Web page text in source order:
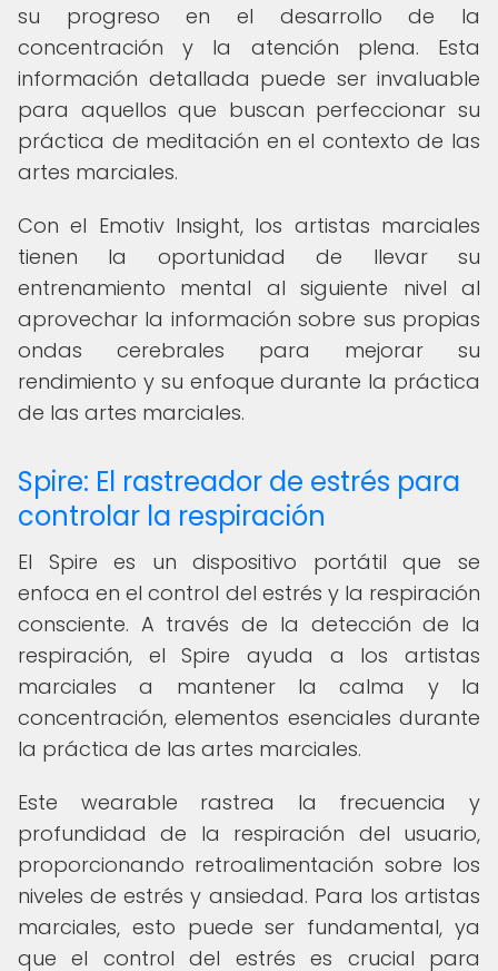
su progreso en el desarrollo de la
concentración y la atención plena. Esta
información detallada puede ser invaluable
para aquellos que buscan perfeccionar su
práctica de meditación en el contexto de las
artes marciales.
Con el Emotiv Insight, los artistas marciales
tienen la oportunidad de llevar su
entrenamiento mental al siguiente nivel al
aprovechar la información sobre sus propias
ondas cerebrales para mejorar su
rendimiento y su enfoque durante la práctica
de las artes marciales.
Spire: El rastreador de estrés para
controlar la respiración
El Spire es un dispositivo portátil que se
enfoca en el control del estrés y la respiración
consciente. A través de la detección de la
respiración, el Spire ayuda a los artistas
marciales a mantener la calma y la
concentración, elementos esenciales durante
la práctica de las artes marciales.
Este wearable rastrea la frecuencia y
profundidad de la respiración del usuario,
proporcionando retroalimentación sobre los
niveles de estrés y ansiedad. Para los artistas
marciales, esto puede ser fundamental, ya
que el control del estrés es crucial para